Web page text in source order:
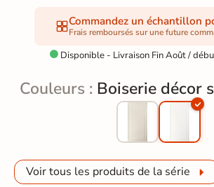
Commandez un échantillon
Frais remboursés sur une future
 Disponible - Livraison Fin Août /
Couleurs : Boiserie décor
Voir tous les produits de la série